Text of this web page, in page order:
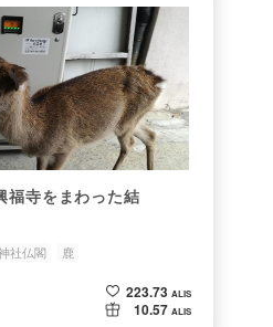
福寺をまわった結
社仏閣 鹿
223.73 ALIS
10.57 ALIS